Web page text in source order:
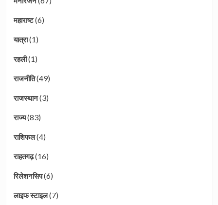
महाराष्ट(6)
यात्रा(1)
रहली(1)
राजनीति(49)
राजस्थान(3)
राज्य(83)
राशिफल(4)
राहतगढ़(16)
रिलेशनसिप(6)
लाइफ स्टाइल(7)